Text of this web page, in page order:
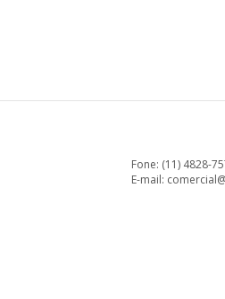
Fone: (11) 4828-
E-mail: